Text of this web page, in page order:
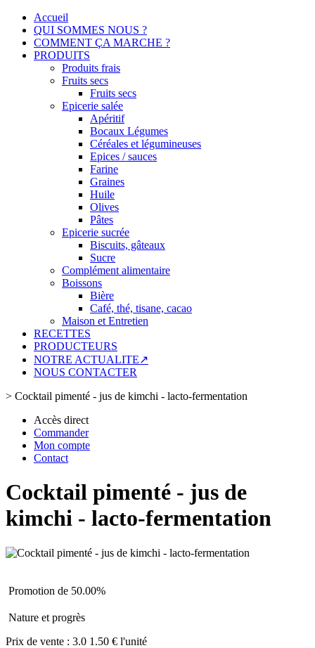
Accueil
QUI SOMMES NOUS ?
COMMENT ÇA MARCHE ?
PRODUITS
Produits frais
Fruits secs
Fruits secs
Epicerie salée
Apéritif
Bocaux Légumes
Céréales et légumineuses
Epices / sauces
Farine
Graines
Huile
Olives
Pâtes
Epicerie sucrée
Biscuits, gâteaux
Sucre
Complément alimentaire
Boissons
Bière
Café, thé, tisane, cacao
Maison et Entretien
RECETTES
PRODUCTEURS
NOTRE ACTUALITE↗
NOUS CONTACTER
> Cocktail pimenté - jus de kimchi - lacto-fermentation
Accès direct
Commander
Mon compte
Contact
Cocktail pimenté - jus de
kimchi - lacto-fermentation
Promotion de 50.00%
Nature et progrès
Prix de vente : 3.0 1.50 € l'unité